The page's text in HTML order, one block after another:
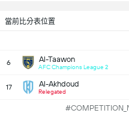
當前比分表位置
6 Al-Taawon
AFC Champions League 2
17 Al-Akhdoud
Relegated